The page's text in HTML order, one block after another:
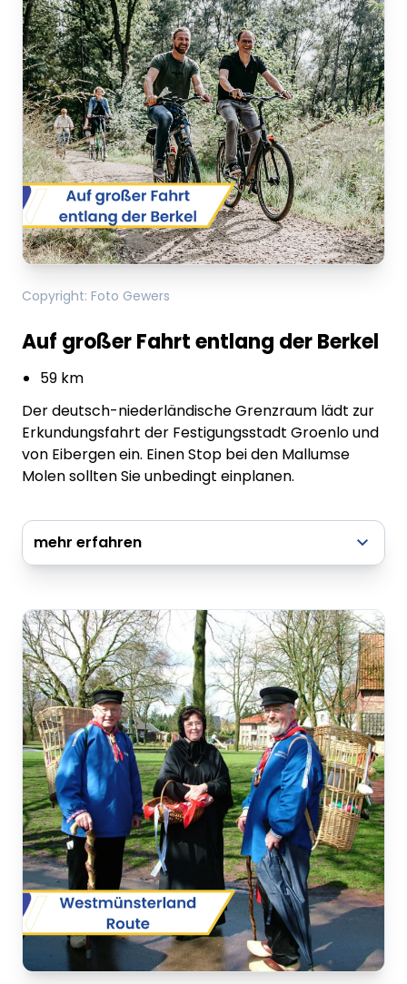
gerade geladen
VREDEN.DE • EXTERNER LINK
Dieser Inhalt wird gerade geladen
Dieser Inhalt wird gerade geladen
Copyright: Foto Gewers
Auf großer Fahrt entlang der Berkel
59 km
Der deutsch-niederländische Grenzraum lädt zur
Erkundungsfahrt der Festigungsstadt Groenlo und
von Eibergen ein. Einen Stop bei den Mallumse
Molen sollten Sie unbedingt einplanen.
mehr erfahren
Radflyer - Auf großer Fahrt entlang der Berkel